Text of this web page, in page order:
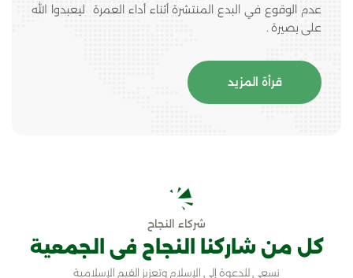
عدم الوقوع في البدع المنتشرة أثناء أداء العمرة ليعبدوا الله
على بصيرة .
قرأة المزيد
شركاء النجاح
كل من شاركنا النجاح فى الجمعية
نسعي للدعوة إلي الإسلام وتعزيز القيم الإسلامية